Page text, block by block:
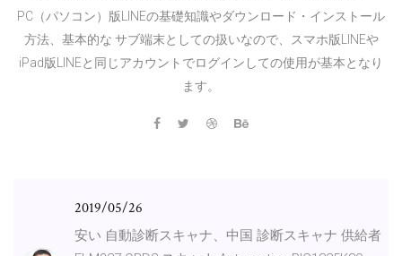
PC（パソコン）版LINEの基礎知識やダウンロード・インストール
方法、基本的な サブ端末としての扱いなので、スマホ版LINEや
iPad版LINEと同じアカウントでログインしての使用が基本となり
ます。
2019/05/26
安い 自動診断スキャナ、中国 診断スキャナ 供給者